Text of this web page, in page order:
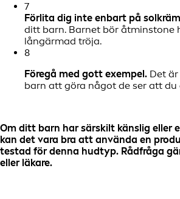
7
Förlita dig inte enbart på
ditt barn. Barnet bör åtminstone
långärmad tröja.
8
Föregå med gott exempel. Det
barn att göra något de ser att du
Om ditt barn har särskilt känslig eller
kan det vara bra att använda en
testad för denna hudtyp. Rådfråga
eller läkare.